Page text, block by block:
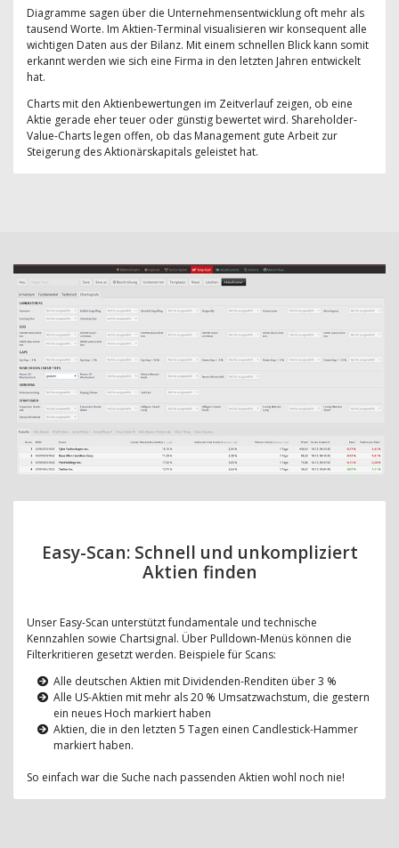
Diagramme sagen über die Unternehmensentwicklung oft mehr als
tausend Worte. Im Aktien-Terminal visualisieren wir konsequent alle
wichtigen Daten aus der Bilanz. Mit einem schnellen Blick kann somit
erkannt werden wie sich eine Firma in den letzten Jahren entwickelt
hat.
Charts mit den Aktienbewertungen im Zeitverlauf zeigen, ob eine
Aktie gerade eher teuer oder günstig bewertet wird. Shareholder-
Value-Charts legen offen, ob das Management gute Arbeit zur
Steigerung des Aktionärskapitals geleistet hat.
Easy-Scan: Schnell und unkompliziert
Aktien finden
Unser Easy-Scan unterstützt fundamentale und technische
Kennzahlen sowie Chartsignal. Über Pulldown-Menüs können die
Filterkritieren gesetzt werden. Beispiele für Scans:
Alle deutschen Aktien mit Dividenden-Renditen über 3 %
Alle US-Aktien mit mehr als 20 % Umsatzwachstum, die gestern
ein neues Hoch markiert haben
Aktien, die in den letzten 5 Tagen einen Candlestick-Hammer
markiert haben.
So einfach war die Suche nach passenden Aktien wohl noch nie!